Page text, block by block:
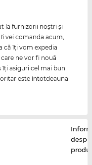
la furnizorii noştri şi
vei comanda acum,
că îţi vom expedia
ne vor fi nouă
îţi asiguri cel mai bun
este întotdeauna